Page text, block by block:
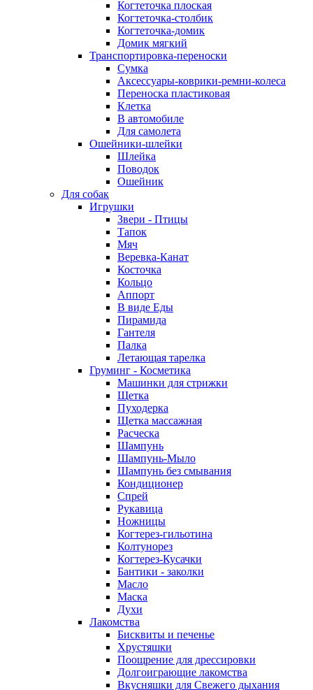
Когтеточка плоская
Когтеточка-столбик
Когтеточка-домик
Домик мягкий
Транспортировка-переноски
Сумка
Аксессуары-коврики-ремни-колеса
Переноска пластиковая
Клетка
В автомобиле
Для самолета
Ошейники-шлейки
Шлейка
Поводок
Ошейник
Для собак
Игрушки
Звери - Птицы
Тапок
Мяч
Веревка-Канат
Косточка
Кольцо
Аппорт
В виде Еды
Пирамида
Гантеля
Палка
Летающая тарелка
Груминг - Косметика
Машинки для стрижки
Щетка
Пуходерка
Щетка массажная
Расческа
Шампунь
Шампунь-Мыло
Шампунь без cмывания
Кондиционер
Спрей
Рукавица
Ножницы
Когтерез-гильотина
Колтунорез
Когтерез-Кусачки
Бантики - заколки
Масло
Маска
Духи
Лакомства
Бисквиты и печенье
Хрустяшки
Поощрение для дрессировки
Долгоиграющие лакомства
Вкусняшки для Свежего дыхания